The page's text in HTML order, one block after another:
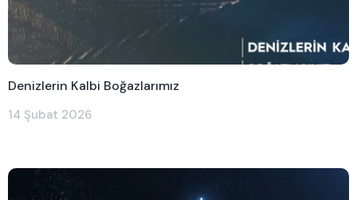
Denizlerin Kalbi Boğazlarımız
14 Şubat 2026